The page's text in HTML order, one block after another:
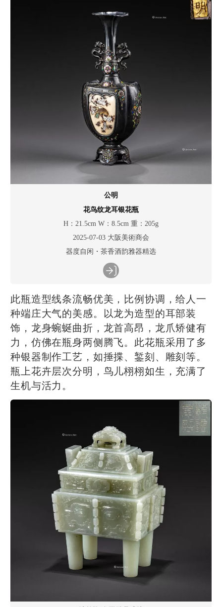
公明
花鸟纹龙耳银花瓶
H：21.5cm W：8.5cm 重：205g
2025-07-03 大阪美術商会
器度自闲・茶香酒韵雅器精选
此瓶造型线条流畅优美，比例协调，给人一
种端庄大气的美感。以龙为造型的耳部装
饰，龙身蜿蜒曲折，龙首高昂，龙爪矫健有
力，仿佛在瓶身两侧腾飞。此花瓶采用了多
种银器制作工艺，如捶揲、錾刻、雕刻等。
瓶上花卉层次分明，鸟儿栩栩如生，充满了
生机与活力。